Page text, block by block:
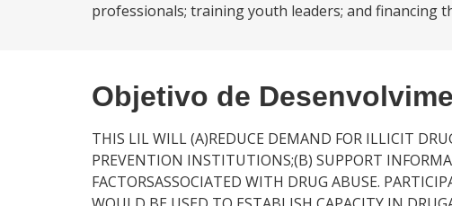
professionals; training youth leaders; and financing
Objetivo de
THIS LIL WILL (A)REDUCE DEMAND FOR ILLICIT
PREVENTION INSTITUTIONS;(B) SUPPORT
FACTORSASSOCIATED WITH DRUG ABUSE.